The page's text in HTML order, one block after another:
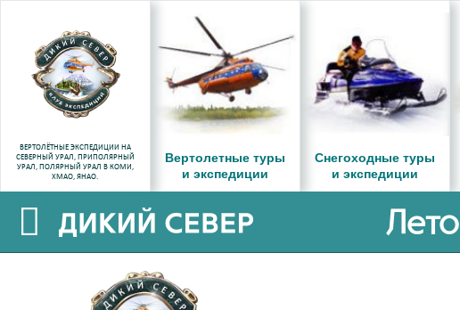
ВЕРТОЛЁТНЫЕ ЭКСПЕДИЦИИ НА
СЕВЕРНЫЙ УРАЛ, ПРИПОЛЯРНЫЙ
УРАЛ, ПОЛЯРНЫЙ УРАЛ В КОМИ,
ХМАО, ЯНАО.
Вертолетные туры
и экспедиции
Снегоходные туры
и экспедиции
Лето